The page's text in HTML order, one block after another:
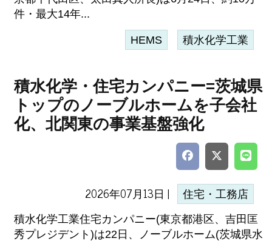
件・最大14年...
HEMS 積水化学工業
積水化学・住宅カンパニー=茨城県
トップのノーブルホームを子会社
化、北関東の事業基盤強化
2026年07月13日 | 住宅・工務店
積水化学工業住宅カンパニー(東京都港区、吉田匡
秀プレジデント)は22日、ノーブルホーム(茨城県水